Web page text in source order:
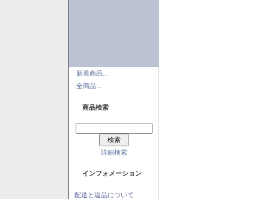
新着商品...
全商品...
商品検索
詳細検索
インフォメーション
配送と返品について